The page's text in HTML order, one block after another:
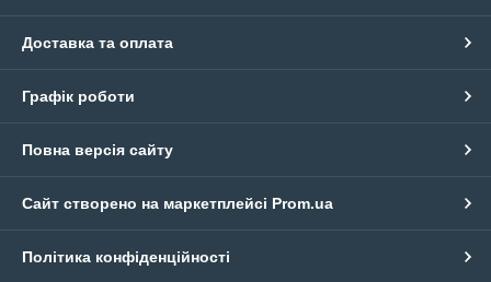
Доставка та оплата
Графік роботи
Повна версія сайту
Сайт створено на маркетплейсі Prom.ua
Політика конфіденційності